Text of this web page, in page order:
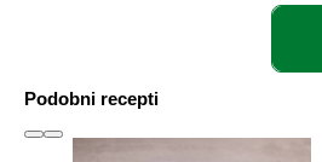
Podobni recepti